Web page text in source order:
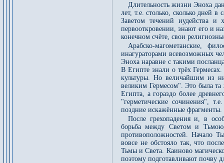
Длительность жизни Эноха
лет, т.е. столько, сколько дней
Заветом течений иудейства и
первооткровении, знают его и
конечном счёте, свои
Арабско-магометанские,
инагураторами всевозможных
Эноха наравне с такими
В Египте знали о трёх
культуры. Но величайшим из
великим Гермесом". Это была та
Египта, а гораздо более
"герметические сочинения",
поздние искажённые фрагменты.
После грехопадения и, в
борьба между Светом и Тьмою,
противоположностей. Начало
вовсе не обстояло так, что
Тьмы и Света. Каиново
поэтому подготавливают почву